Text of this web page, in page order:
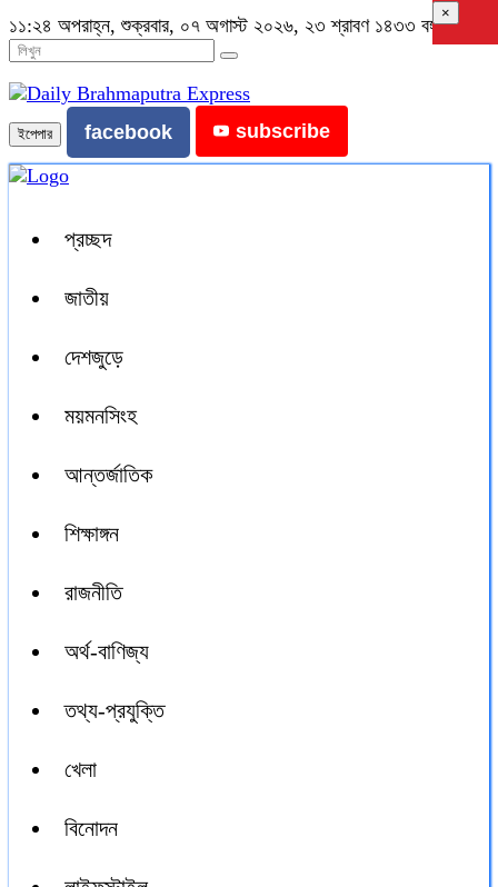
১১:২৪ অপরাহ্ন, শুক্রবার, ০৭ অগাস্ট ২০২৬, ২৩ শ্রাবণ ১৪৩৩ বঙ্গাব্দ
ইপেপার facebook subscribe
প্রচ্ছদ
জাতীয়
দেশজুড়ে
ময়মনসিংহ
আন্তর্জাতিক
শিক্ষাঙ্গন
রাজনীতি
অর্থ-বাণিজ্য
তথ্য-প্রযুক্তি
খেলা
বিনোদন
×